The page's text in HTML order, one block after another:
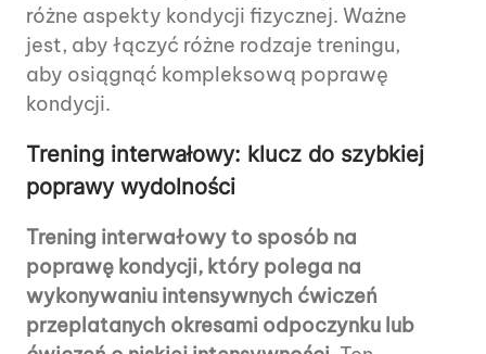
różne aspekty kondycji fizycznej. Ważne
jest, aby łączyć różne rodzaje treningu,
aby osiągnąć kompleksową poprawę
kondycji.
Trening interwałowy: klucz do szybkiej
poprawy wydolności
Trening interwałowy to sposób na
poprawę kondycji, który polega na
wykonywaniu intensywnych ćwiczeń
przeplatanych okresami odpoczynku lub